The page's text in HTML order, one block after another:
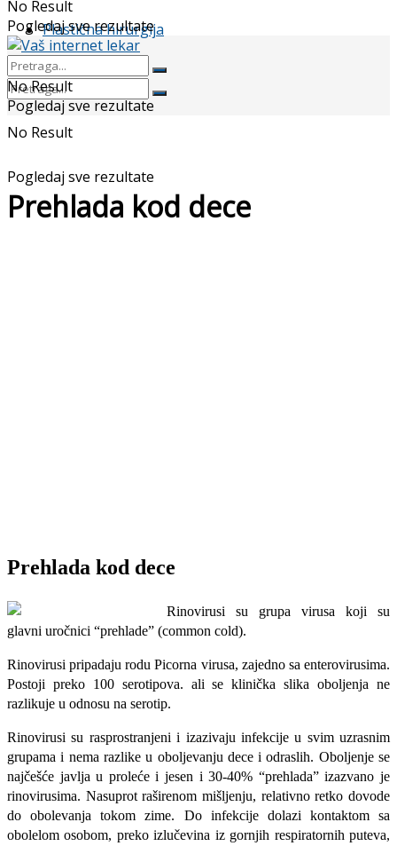
Plastična hirurgija
No Result
Pogledaj sve rezultate
No Result
Pogledaj sve rezultate
No Result
Pogledaj sve rezultate
Prehlada kod dece
Prehlada kod dece
Rinovirusi su grupa virusa koji su
glavni uročnici “prehlade” (common cold).
Rinovirusi pripadaju rodu Picorna virusa, zajedno sa enterovirusima.
Postoji preko 100 serotipova. ali se klinička slika obolje­nja ne
razlikuje u odnosu na serotip.
Rinovirusi su rasprostranjeni i izazivaju infekcije u svim uzrasnim
grupama i nema razlike u oboljevanju dece i odraslih. Oboljenje se
najčešće javlja u proleće i jesen i 30-40% “prehlada” izazvano je
rinovirusima. Nasuprot raširenom mišljenju, relativno retko dovode
do obolevanja tokom zime. Do infekcije dolazi kontaktom sa
obolelom osobom, preko izlučevina iz gornjih respiratornih puteva,